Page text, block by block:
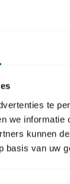
te
we
kunnen
basis van uw